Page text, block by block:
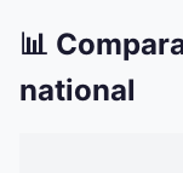
📊
national